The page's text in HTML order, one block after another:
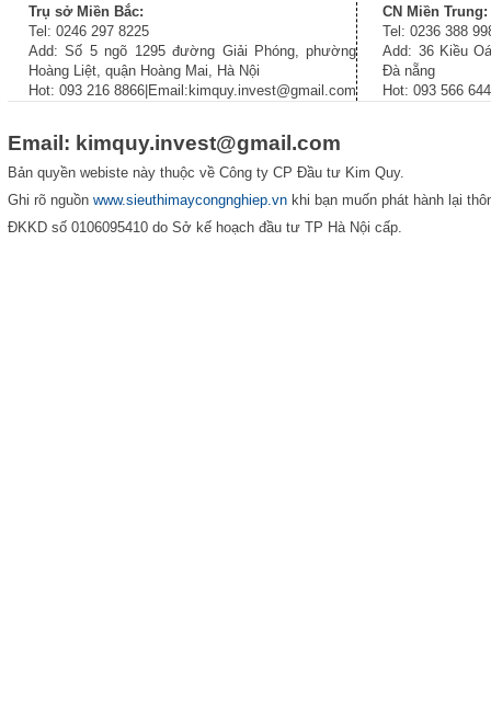
Trụ sở Miền Bắc:
Tel: 0246 297 8225
Add: Số 5 ngõ 1295 đường Giải Phóng, phường
Hoàng Liệt, quận Hoàng Mai, Hà Nội
Hot: 093 216 8866|Email:kimquy.invest@gmail.com
CN Miền Trung:
Tel: 0236 388
Add: 36 Kiều
Đà nẵng
Hot: 093 566
Email: kimquy.invest@gmail.com
Bản quyền webiste này thuộc về Công ty CP Đầu tư Kim Quy.
Ghi rõ nguồn www.sieuthimaycongnghiep.vn khi bạn muốn phát hành lại
ĐKKD số 0106095410 do Sở kế hoạch đầu tư TP Hà Nội cấp.